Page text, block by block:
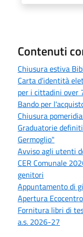
Contenuti
Chiusura estiva
Carta d’identità
per i cittadini over
Bando per
Chiusura
Graduatorie
Germoglio"
Avviso agli utenti
CER Comunale
genitori
Appuntamento di
Apertura Ecocentro
Fornitura libri di
a.s. 2026-27